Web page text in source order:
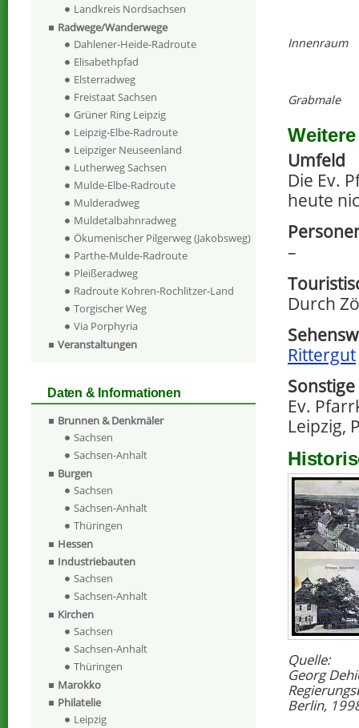
Innenraum
Grabmale
Umfeld
Die Ev.
heute
–
Durch
Rittergut
Ev.
Leipzig,
Quelle:
Georg
Berlin,
Landkreis Nordsachsen
Radwege/Wanderwege
Dahlener-Heide-Radroute
Elisabethpfad
Elsterradweg
Freistaat Sachsen
Grüner Ring Leipzig
Leipzig-Elbe-Radroute
Leipziger Neuseenland
Lutherweg Sachsen
Mulde-Elbe-Radroute
Mulderadweg
Muldetalbahnradweg
Ökumenischer Pilgerweg (Jakobsweg)
Parthe-Mulde-Radroute
Pleißeradweg
Radroute Kohren-Rochlitzer-Land
Torgischer Weg
Via Porphyria
Veranstaltungen
Daten & Informationen
Brunnen & Denkmäler
Sachsen
Sachsen-Anhalt
Burgen
Sachsen
Sachsen-Anhalt
Thüringen
Hessen
Industriebauten
Sachsen
Sachsen-Anhalt
Kirchen
Sachsen
Sachsen-Anhalt
Thüringen
Marokko
Philatelie
Leipzig